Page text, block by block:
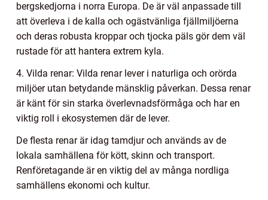
bergskedjorna i norra Europa. De är väl anpassade till
att överleva i de kalla och ogästvänliga fjällmiljöerna
och deras robusta kroppar och tjocka päls gör dem väl
rustade för att hantera extrem kyla.
4. Vilda renar: Vilda renar lever i naturliga och orörda
miljöer utan betydande mänsklig påverkan. Dessa renar
är känt för sin starka överlevnadsförmåga och har en
viktig roll i ekosystemen där de lever.
De flesta renar är idag tamdjur och används av de
lokala samhällena för kött, skinn och transport.
Renföretagande är en viktig del av många nordliga
samhällens ekonomi och kultur.